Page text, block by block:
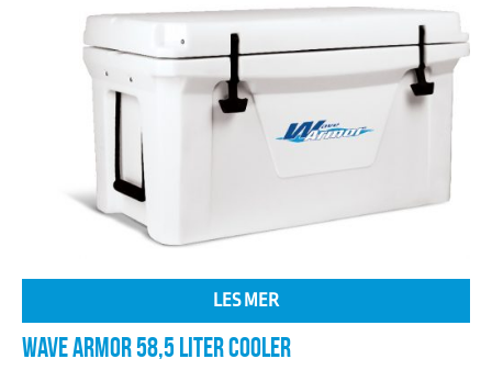
LES MER
WAVE ARMOR 58,5 LITER COOLER